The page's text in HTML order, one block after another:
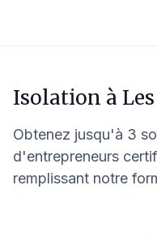
Isolation à
Obtenez jusqu'à 3
d'entrepreneurs
remplissant notre